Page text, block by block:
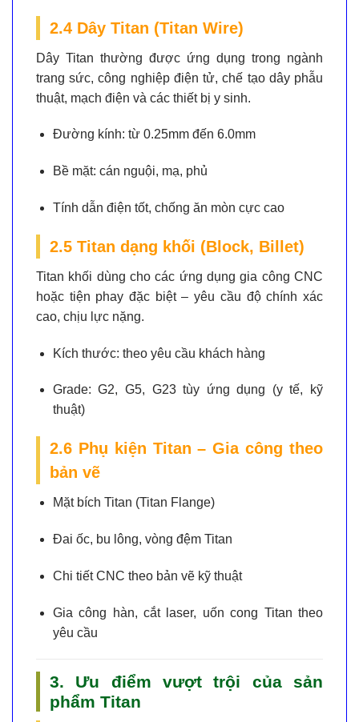
2.4 Dây Titan (Titan Wire)
Dây Titan thường được ứng dụng trong ngành
trang sức, công nghiệp điện tử, chế tạo dây phẫu
thuật, mạch điện và các thiết bị y sinh.
Đường kính: từ 0.25mm đến 6.0mm
Bề mặt: cán nguội, mạ, phủ
Tính dẫn điện tốt, chống ăn mòn cực cao
2.5 Titan dạng khối (Block, Billet)
Titan khối dùng cho các ứng dụng gia công CNC
hoặc tiện phay đặc biệt – yêu cầu độ chính xác
cao, chịu lực nặng.
Kích thước: theo yêu cầu khách hàng
Grade: G2, G5, G23 tùy ứng dụng (y tế, kỹ
thuật)
2.6 Phụ kiện Titan – Gia công theo
bản vẽ
Mặt bích Titan (Titan Flange)
Đai ốc, bu lông, vòng đệm Titan
Chi tiết CNC theo bản vẽ kỹ thuật
Gia công hàn, cắt laser, uốn cong Titan theo
yêu cầu
3. Ưu điểm vượt trội của sản
phẩm Titan